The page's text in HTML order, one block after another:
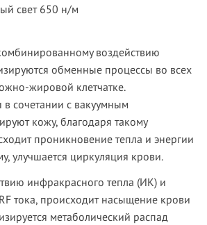
свет 650 н/м
воздействию
обменные процессы во всех
жировой клетчатке.
сочетании с вакуумным
кожу, благодаря такому
проникновение тепла и энергии
улучшается циркуляция крови.
инфракрасного тепла (ИК) и
тока, происходит насыщение крови
метаболический распад